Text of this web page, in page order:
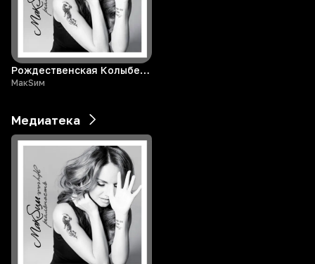
Рождественская Колыбельная
МакSим
Медиатека